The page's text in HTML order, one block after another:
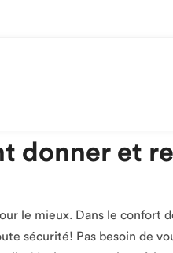
donner et
le mieux. Dans le
sécurité! Pas besoin de